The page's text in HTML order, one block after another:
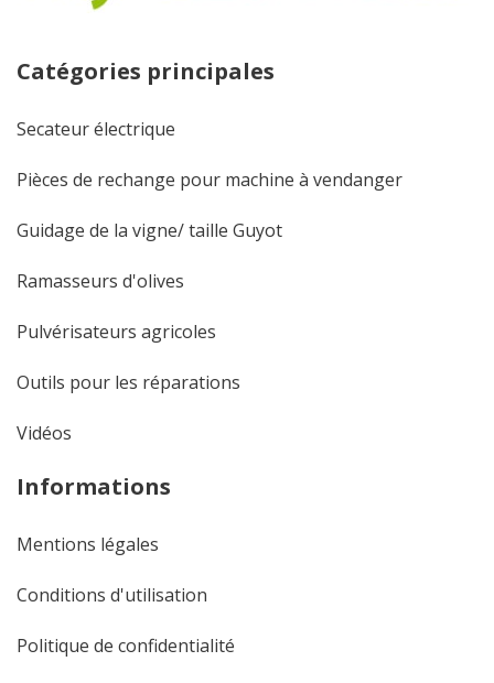
Catégories principales
Secateur électrique
Pièces de rechange pour machine à vendanger
Guidage de la vigne/ taille Guyot
Ramasseurs d'olives
Pulvérisateurs agricoles
Outils pour les réparations
Vidéos
Informations
Mentions légales
Conditions d'utilisation
Politique de confidentialité